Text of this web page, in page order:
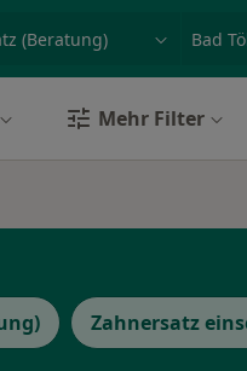
Mehr Filter
Zahnersatz